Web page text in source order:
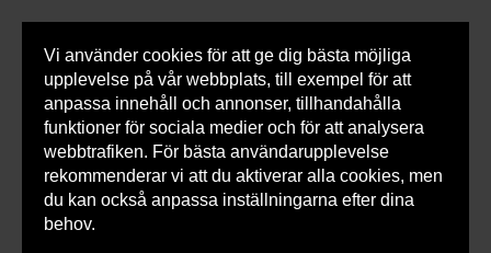
Vi använder cookies för att ge dig bästa möjliga
upplevelse på vår webbplats, till exempel för att
anpassa innehåll och annonser, tillhandahålla
funktioner för sociala medier och för att analysera
webbtrafiken. För bästa användarupplevelse
rekommenderar vi att du aktiverar alla cookies, men
du kan också anpassa inställningarna efter dina
behov.
0 varorSnabborder
Du
här:
Armatec > Produkter > Kyla > Slang >
Slang
OXY
> Slang OXY AT 5745A >
Slang OXY Inv. x Inv.
90° AT 5745AW44314204